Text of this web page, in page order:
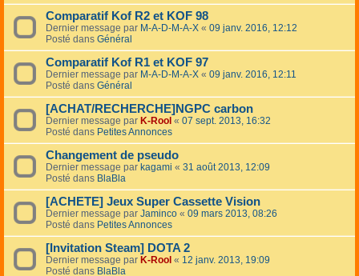
Comparatif Kof R2 et KOF 98
Dernier message par M-A-D-M-A-X « 09 janv. 2016, 12:12
Posté dans Général
Comparatif Kof R1 et KOF 97
Dernier message par M-A-D-M-A-X « 09 janv. 2016, 12:11
Posté dans Général
[ACHAT/RECHERCHE]NGPC carbon
Dernier message par K-Rool « 07 sept. 2013, 16:32
Posté dans Petites Annonces
Changement de pseudo
Dernier message par kagami « 31 août 2013, 12:09
Posté dans BlaBla
[ACHETE] Jeux Super Cassette Vision
Dernier message par Jaminco « 09 mars 2013, 08:26
Posté dans Petites Annonces
[Invitation Steam] DOTA 2
Dernier message par K-Rool « 12 janv. 2013, 19:09
Posté dans BlaBla